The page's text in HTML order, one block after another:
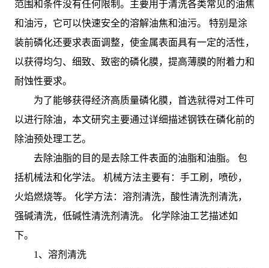
范围和条件没有任何限制。主要用于清洗各类常见的油焦
和油污，它可以快速安全的溶解油焦和油污。 特别是涂
装前磷化还要求表面调整，使金属表面具有一定的活性，
以获得均匀、细致、致密的磷化膜，提高薄膜的附着力和
耐蚀性要求。
为了能够获得经济高质量磷化膜，首选就得对工件可
以进行除油，本文研究主要通过详细描述钢铁在磷化前的
除油预处理工艺。
去除油脂的目的是去除工件表面的油脂和油脂。 包
括机械法和化学法。 机械方法主要有：手工刷，喷砂，
火焰燃烧等。 化学方法：溶剂清洗，酸性清洗剂清洗，
强碱清洗，低碱性清洗剂清洗。 化学除油工艺描述如
下。
1、溶剂清洗